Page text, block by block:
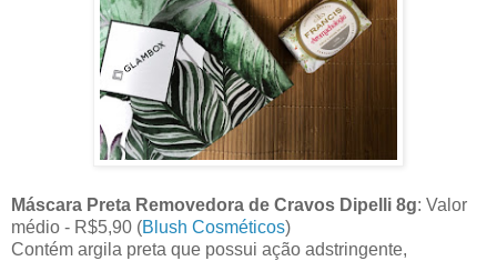
Máscara Preta Removedora de Cravos Dipelli 8g: Valor
médio - R$5,90 (Blush Cosméticos)
Contém argila preta que possui ação adstringente,